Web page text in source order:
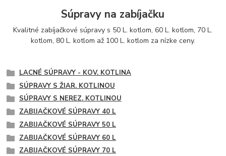
Súpravy na zabíjačku
Kvalitné zabíjačkové súpravy s 50 L. kotlom, 60 L. kotlom, 70 L.
kotlom, 80 L. kotlom až 100 L. kotlom za nízke ceny.
LACNÉ SÚPRAVY - KOV. KOTLINA
SÚPRAVY S ŽIAR. KOTLINOU
SÚPRAVY S NEREZ. KOTLINOU
ZABIJAČKOVÉ SÚPRAVY 40 L
ZABIJAČKOVÉ SÚPRAVY 50 L
ZABIJAČKOVÉ SÚPRAVY 60 L
ZABIJAČKOVÉ SÚPRAVY 70 L